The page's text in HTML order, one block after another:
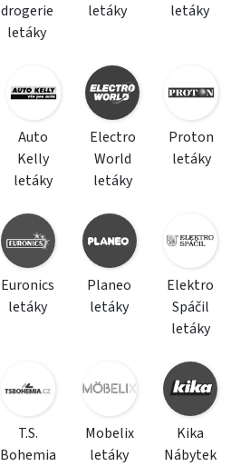
drogerie
letáky
letáky
letáky
Auto
Kelly
letáky
Electro
World
letáky
Proton
letáky
Euronics
letáky
Planeo
letáky
Elektro
Spáčil
letáky
T.S.
Bohemia
Mobelix
letáky
Kika
Nábytek